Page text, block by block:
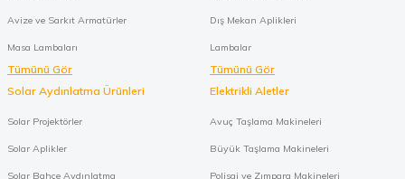
Avize ve Sarkıt Armatürler
Masa Lambaları
Tümünü Gör
Dış Mekan Aplikleri
Lambalar
Tümünü Gör
Solar Aydınlatma Ürünleri
Solar Projektörler
Solar Aplikler
Solar Bahçe Aydınlatma
Elektrikli Aletler
Avuç Taşlama Makineleri
Büyük Taşlama Makineleri
Polisaj ve Zımpara Makineleri